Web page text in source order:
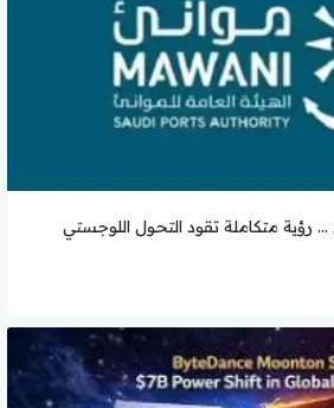
… رؤية متكاملة تقود التحول اللوجستي